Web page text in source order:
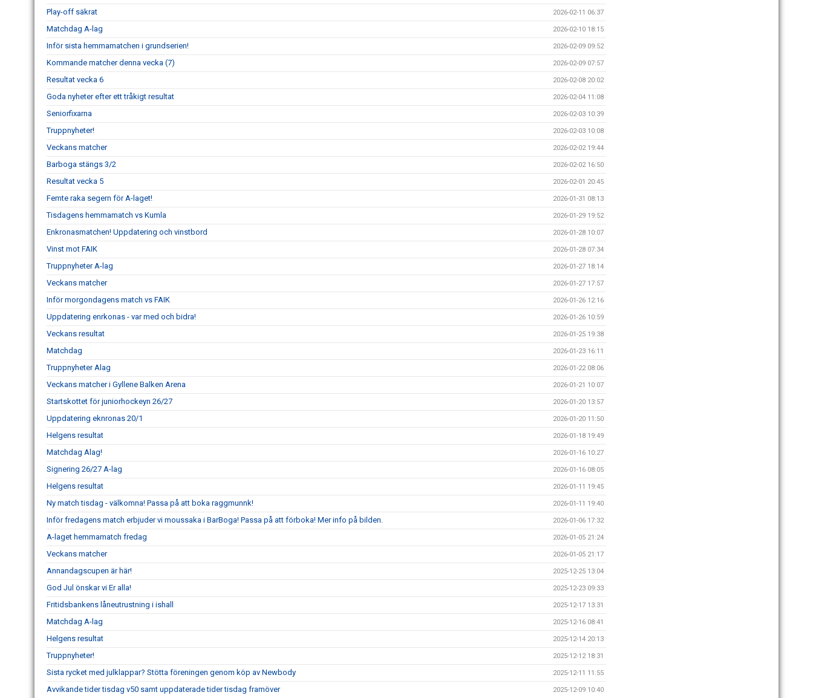
Play-off säkrat 2026-02-11 06:37
Matchdag A-lag 2026-02-10 18:15
Inför sista hemmamatchen i grundserien! 2026-02-09 09:52
Kommande matcher denna vecka (7) 2026-02-09 07:57
Resultat vecka 6 2026-02-08 20:02
Goda nyheter efter ett tråkigt resultat 2026-02-04 11:08
Seniorfixarna 2026-02-03 10:39
Truppnyheter! 2026-02-03 10:08
Veckans matcher 2026-02-02 19:44
Barboga stängs 3/2 2026-02-02 16:50
Resultat vecka 5 2026-02-01 20:45
Femte raka segern för A-laget! 2026-01-31 08:13
Tisdagens hemmamatch vs Kumla 2026-01-29 19:52
Enkronasmatchen! Uppdatering och vinstbord 2026-01-28 10:07
Vinst mot FAIK 2026-01-28 07:34
Truppnyheter A-lag 2026-01-27 18:14
Veckans matcher 2026-01-27 17:57
Inför morgondagens match vs FAIK 2026-01-26 12:16
Uppdatering enrkonas - var med och bidra! 2026-01-26 10:59
Veckans resultat 2026-01-25 19:38
Matchdag 2026-01-23 16:11
Truppnyheter Alag 2026-01-22 08:06
Veckans matcher i Gyllene Balken Arena 2026-01-21 10:07
Startskottet för juniorhockeyn 26/27 2026-01-20 13:57
Uppdatering eknronas 20/1 2026-01-20 11:50
Helgens resultat 2026-01-18 19:49
Matchdag Alag! 2026-01-16 10:27
Signering 26/27 A-lag 2026-01-16 08:05
Helgens resultat 2026-01-11 19:45
Ny match tisdag - välkomna! Passa på att boka raggmunnk! 2026-01-11 19:40
Inför fredagens match erbjuder vi moussaka i BarBoga! Passa på att förboka! Mer info på bilden. 2026-01-06 17:32
A-laget hemmamatch fredag 2026-01-05 21:24
Veckans matcher 2026-01-05 21:17
Annandagscupen är här! 2025-12-25 13:04
God Jul önskar vi Er alla! 2025-12-23 09:33
Fritidsbankens låneutrustning i ishall 2025-12-17 13:31
Matchdag A-lag 2025-12-16 08:41
Helgens resultat 2025-12-14 20:13
Truppnyheter! 2025-12-12 18:31
Sista rycket med julklappar? Stötta föreningen genom köp av Newbody 2025-12-11 11:55
Avvikande tider tisdag v50 samt uppdaterade tider tisdag framöver 2025-12-09 10:40